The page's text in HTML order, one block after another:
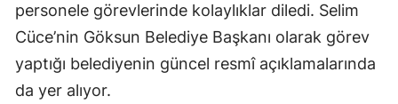
personele görevlerinde kolaylıklar diledi. Selim
Cüce’nin Göksun Belediye Başkanı olarak görev
yaptığı belediyenin güncel resmî açıklamalarında
da yer alıyor.